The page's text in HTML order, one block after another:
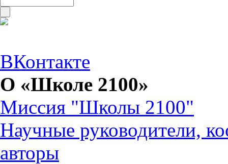
ВКонтакте
О «Школе 2100»
Миссия "Школы 2100"
Научные руководители,
авторы